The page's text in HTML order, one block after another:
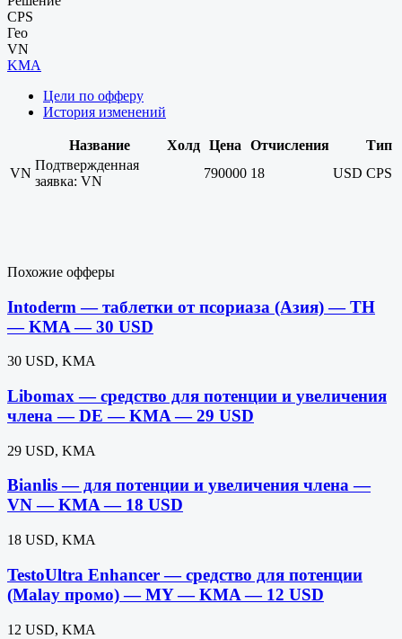
CPS
Гео
VN
KMA
Цели по офферу
История изменений
Название Холд Цена Отчисления
Тип
VN
Подтвержденная
заявка: VN
790000 18 USD CPS
Похожие офферы
Intoderm — таблетки от псориаза (Азия) — TH
— KMA — 30 USD
30 USD, KMA
Libomax — средство для потенции и увеличения
члена — DE — KMA — 29 USD
29 USD, KMA
Bianlis — для потенции и увеличения члена —
VN — KMA — 18 USD
18 USD, KMA
TestoUltra Enhancer — средство для потенции
(Malay промо) — MY — KMA — 12 USD
12 USD, KMA